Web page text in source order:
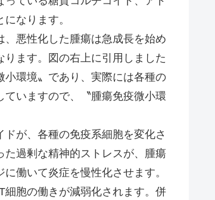
なります。
悪性化した腫瘍は急成長を始め
ます。図の右上に引用しました
環境〟であり、実際には各種の
いますので、〝腫瘍免疫微小環
が、各種の免疫系細胞を変化さ
過剰な精神的ストレスが、腫瘍
働いて炎症を慢性化させます。
細胞の働きが減弱化されます。併